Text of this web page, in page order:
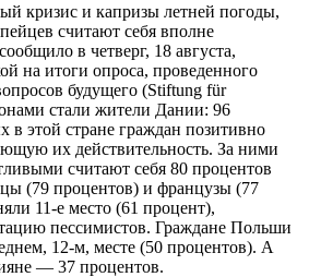
кризис и капризы летней погоды,
считают себя вполне
в четверг, 18 августа,
на итоги опроса, проведенного
будущего (Stiftung für
стали жители Дании: 96
этой стране граждан позитивно
их действительность. За ними
считают себя 80 процентов
(79 процентов) и французы (77
11-е место (61 процент),
пессимистов. Граждане Польши
12-м, месте (50 процентов). А
— 37 процентов.